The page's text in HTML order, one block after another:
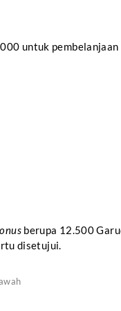
untuk pembelanjaan
berupa 12.500
disetujui.